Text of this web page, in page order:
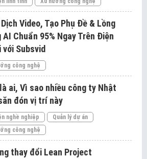
Video, Tạo Phụ Đề & Lồng
AI Chuẩn 95% Ngay Trên Điện
với Subsvid
công nghệ
ai, Vì sao nhiều công ty Nhật
đón vị trí này
nghề nghiệp
Quản lý dự án
công nghệ
thay đổi Lean Project